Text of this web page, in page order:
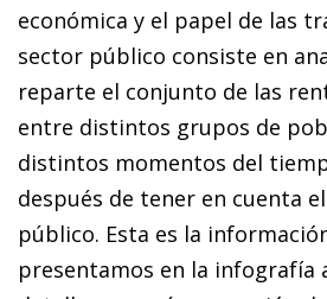
económica y el papel de las
sector público consiste en
reparte el conjunto de las
entre distintos grupos de
distintos momentos del
después de tener en cuenta
público. Esta es la
presentamos en la infografía